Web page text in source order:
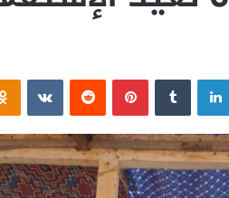
لينكدإن بينتيريست